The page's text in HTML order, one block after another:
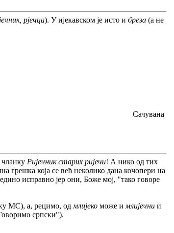
рјечца). У ијекавском је исто и бреза (а не
Сачувана
Ријечник старих ријечи! А нико од тих
грешка која се већ неколико дана кочопери на
исправно јер они, Боже мој, "тако говоре
МС), а, рецимо, од млијеко може и млијечни и
српски").